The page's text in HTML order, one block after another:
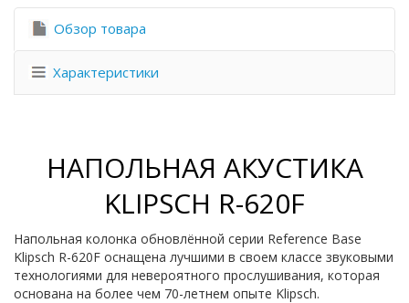
Обзор товара
Характеристики
НАПОЛЬНАЯ АКУСТИКА
KLIPSCH R-620F
Напольная колонка обновлённой серии Reference Base
Klipsch R-620F оснащена лучшими в своем классе звуковыми
технологиями для невероятного прослушивания, которая
основана на более чем 70-летнем опыте Klipsch.